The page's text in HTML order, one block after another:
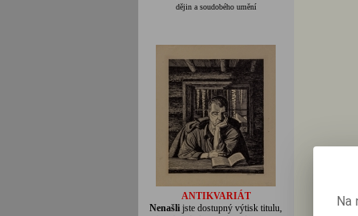
dějin a soudobého umění
ANTIKVARIÁT
Nenašli jste dostupný výtisk titulu,
Na